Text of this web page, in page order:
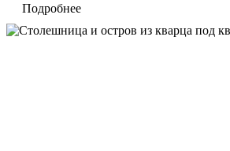
Подробнее